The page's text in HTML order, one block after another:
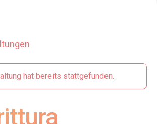
hat bereits stattgefunden.